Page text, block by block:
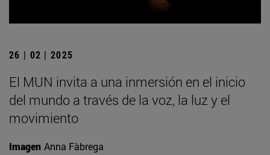
26 | 02 | 2025
El MUN invita a una inmersión en el inicio
del mundo a través de la voz, la luz y el
movimiento
Imagen Anna Fàbrega